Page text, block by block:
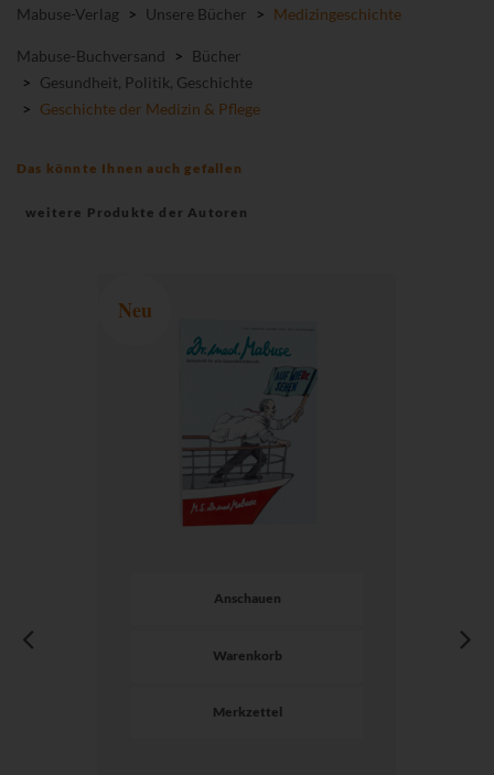
Mabuse-Verlag > Unsere Bücher > Medizingeschichte
Mabuse-Buchversand > Bücher
> Gesundheit, Politik, Geschichte
> Geschichte der Medizin & Pflege
Das könnte Ihnen auch gefallen
weitere Produkte der Autoren
Neu
Anschauen
Warenkorb
Merkzettel